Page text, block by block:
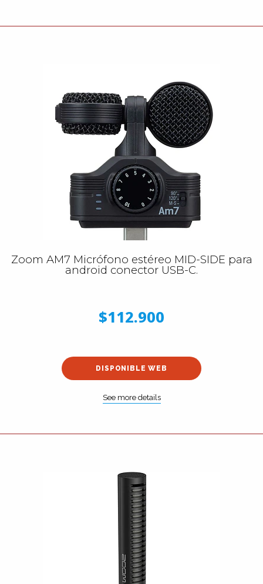
Zoom AM7 Micrófono estéreo MID-SIDE para
android conector USB-C.
$112.900
DISPONIBLE WEB
See more details